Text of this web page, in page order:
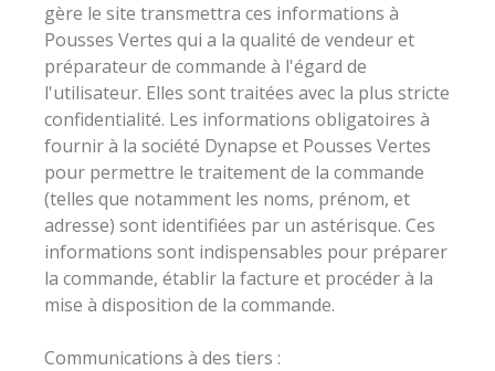
gère le site transmettra ces informations à
Pousses Vertes qui a la qualité de vendeur et
préparateur de commande à l'égard de
l'utilisateur. Elles sont traitées avec la plus stricte
confidentialité. Les informations obligatoires à
fournir à la société Dynapse et Pousses Vertes
pour permettre le traitement de la commande
(telles que notamment les noms, prénom, et
adresse) sont identifiées par un astérisque. Ces
informations sont indispensables pour préparer
la commande, établir la facture et procéder à la
mise à disposition de la commande.
Communications à des tiers :